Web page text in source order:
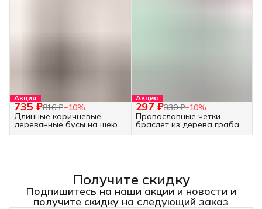
Акция
735 ₽816 ₽−10%
Длинные коричневые
деревянные бусы на шею -
Акция
297 ₽330 ₽−10%
Православные четки
браслет из дерева граба -
Получите скидку
Подпишитесь на наши акции и новости и
получите скидку на следующий заказ